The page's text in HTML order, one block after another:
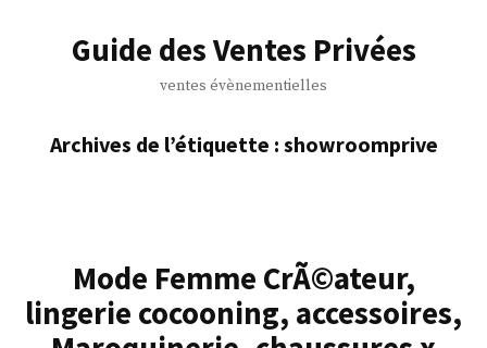
Guide des Ventes Privées
ventes évènementielles
Archives de l’étiquette : showroomprive
Mode Femme CrÃ©ateur,
lingerie cocooning, accessoires,